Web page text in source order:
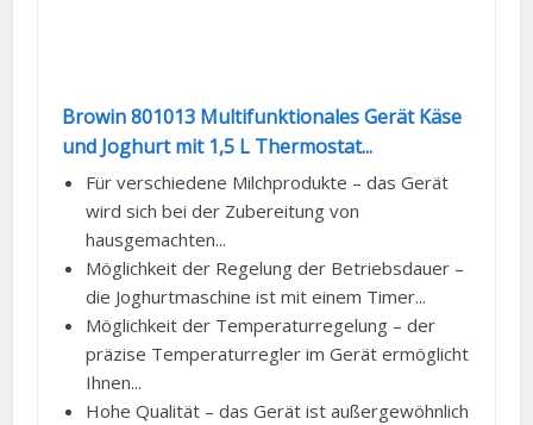
Browin 801013 Multifunktionales Gerät Käse
und Joghurt mit 1,5 L Thermostat...
Für verschiedene Milchprodukte – das Gerät
wird sich bei der Zubereitung von
hausgemachten...
Möglichkeit der Regelung der Betriebsdauer –
die Joghurtmaschine ist mit einem Timer...
Möglichkeit der Temperaturregelung – der
präzise Temperaturregler im Gerät ermöglicht
Ihnen...
Hohe Qualität – das Gerät ist außergewöhnlich